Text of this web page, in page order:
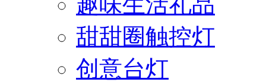
甜甜圈触控灯
创意台灯